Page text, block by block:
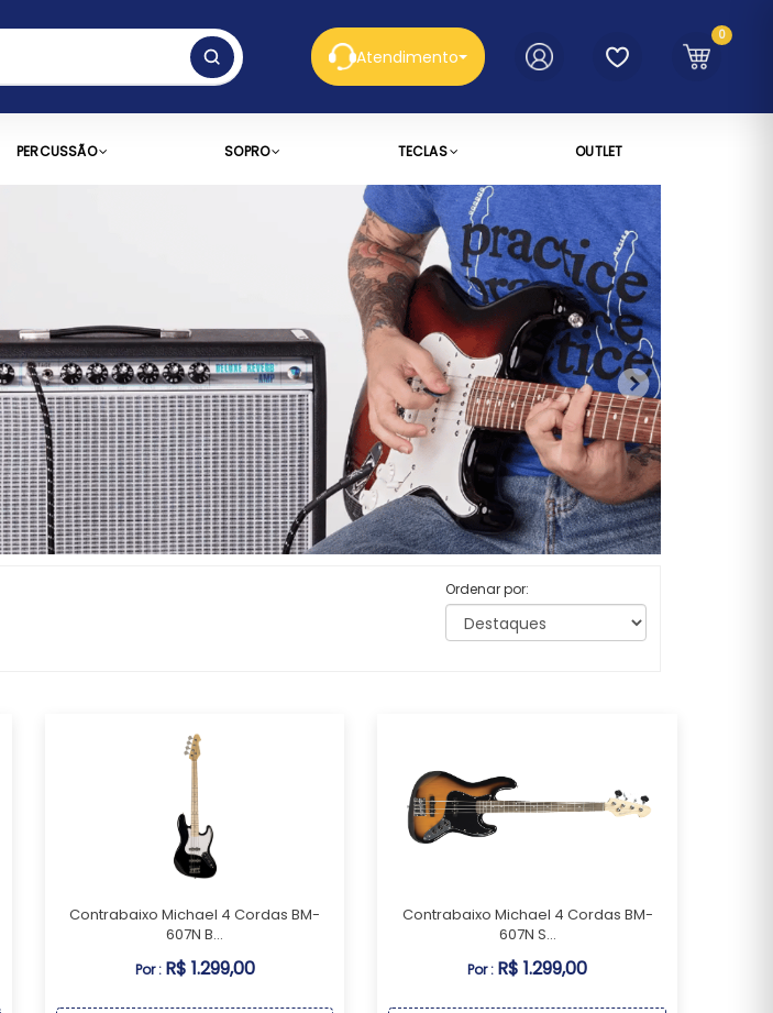
Atendimento
0
PERCUSSÃO SOPRO TECLAS OUTLET
Ordenar por:
Contrabaixo Michael 4 Cordas BM-
607N B...
Por : R$ 1.299,00
Contrabaixo Michael 4 Cordas BM-
607N S...
Por : R$ 1.299,00